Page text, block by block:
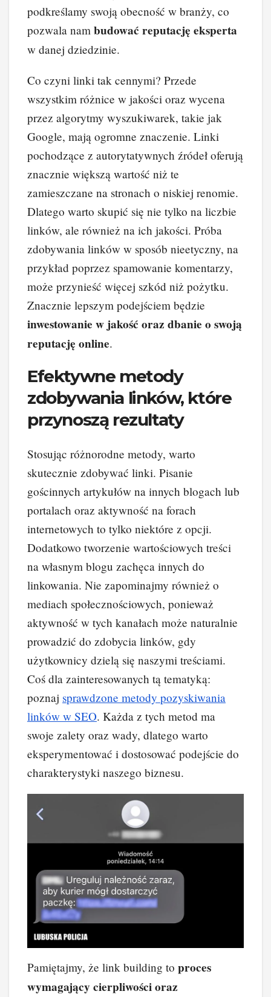
podkreślamy swoją obecność w branży, co
pozwala nam budować reputację eksperta
w danej dziedzinie.
Co czyni linki tak cennymi? Przede
wszystkim różnice w jakości oraz wycena
przez algorytmy wyszukiwarek, takie jak
Google, mają ogromne znaczenie. Linki
pochodzące z autorytatywnych źródeł oferują
znacznie większą wartość niż te
zamieszczane na stronach o niskiej renomie.
Dlatego warto skupić się nie tylko na liczbie
linków, ale również na ich jakości. Próba
zdobywania linków w sposób nieetyczny, na
przykład poprzez spamowanie komentarzy,
może przynieść więcej szkód niż pożytku.
Znacznie lepszym podejściem będzie
inwestowanie w jakość oraz dbanie o swoją
reputację online.
Efektywne metody
zdobywania linków, które
przynoszą rezultaty
Stosując różnorodne metody, warto
skutecznie zdobywać linki. Pisanie
gościnnych artykułów na innych blogach lub
portalach oraz aktywność na forach
internetowych to tylko niektóre z opcji.
Dodatkowo tworzenie wartościowych treści
na własnym blogu zachęca innych do
linkowania. Nie zapominajmy również o
mediach społecznościowych, ponieważ
aktywność w tych kanałach może naturalnie
prowadzić do zdobycia linków, gdy
użytkownicy dzielą się naszymi treściami.
Coś dla zainteresowanych tą tematyką:
poznaj sprawdzone metody pozyskiwania
linków w SEO. Każda z tych metod ma
swoje zalety oraz wady, dlatego warto
eksperymentować i dostosować podejście do
charakterystyki naszego biznesu.
Pamiętajmy, że link building to proces
wymagający cierpliwości oraz